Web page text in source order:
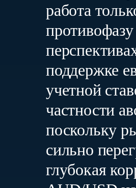
работа
поддержке
учетной
частности
поскольку
сильно
глубокая